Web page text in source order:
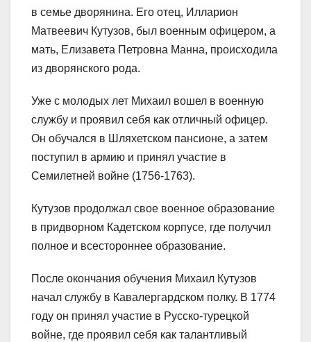
в семье дворянина. Его отец, Илларион
Матвеевич Кутузов, был военным офицером, а
мать, Елизавета Петровна Манна, происходила
из дворянского рода.
Уже с молодых лет Михаил вошел в военную
службу и проявил себя как отличный офицер.
Он обучался в Шляхетском пансионе, а затем
поступил в армию и принял участие в
Семилетней войне (1756-1763).
Кутузов продолжал свое военное образование
в придворном Кадетском корпусе, где получил
полное и всестороннее образование.
После окончания обучения Михаил Кутузов
начал службу в Кавалергардском полку. В 1774
году он принял участие в Русско-турецкой
войне, где проявил себя как талантливый